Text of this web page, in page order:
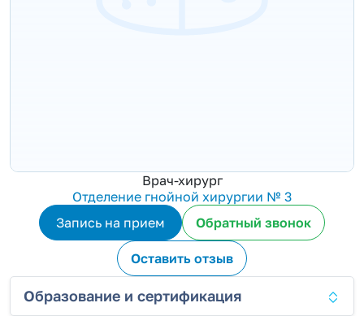
Врач-хирург
Отделение гнойной хирургии № 3
Запись на прием
Обратный звонок
Оставить отзыв
Образование и сертификация